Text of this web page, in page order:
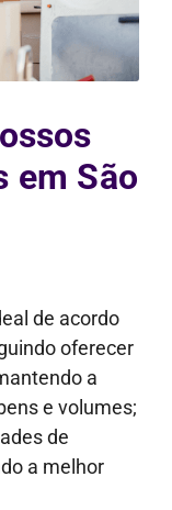
em São
de acordo
oferecer
a
e volumes;
de
a melhor